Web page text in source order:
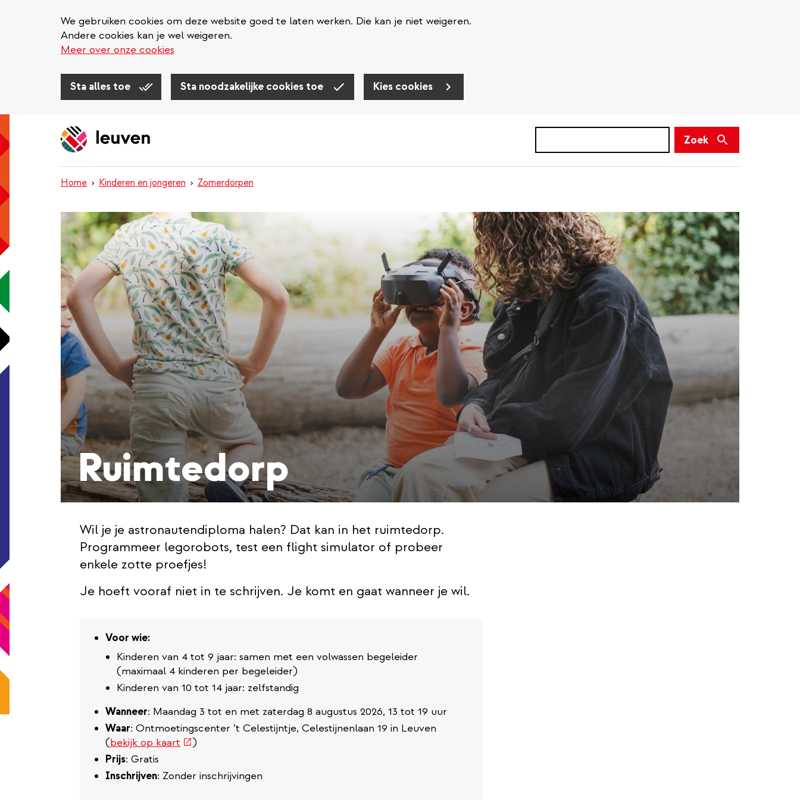
We gebruiken cookies om deze website goed te laten werken. Die kan je niet weigeren.
Andere cookies kan je wel weigeren.
Meer over onze cookies
Sta alles toe Sta noodzakelijke cookies toe Kies cookies
verplicht)
Zoek
Home Kinderen en jongeren Zomerdorpen
Ruimtedorp
Wil je je astronautendiploma halen? Dat kan in het ruimtedorp.
Programmeer legorobots, test een flight simulator of probeer
enkele zotte proefjes!
Je hoeft vooraf niet in te schrijven. Je komt en gaat wanneer je wil.
Voor wie:
Kinderen van 4 tot 9 jaar: samen met een volwassen begeleider
(maximaal 4 kinderen per begeleider)
Kinderen van 10 tot 14 jaar: zelfstandig
Wanneer: Maandag 3 tot en met zaterdag 8 augustus 2026, 13 tot 19 uur
Waar: Ontmoetingscenter ’t Celestijntje, Celestijnenlaan 19 in Leuven
(bekijk op kaart (externe
)
Prijs: Gratis
Inschrijven: Zonder inschrijvingen